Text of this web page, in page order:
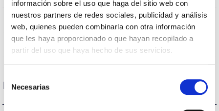
información sobre el uso que haga del sitio web con
nuestros partners de redes sociales, publicidad y análisis
web, quienes pueden combinarla con otra información
que les haya proporcionado o que hayan recopilado a
partir del uso que haya hecho de sus servicios.
de Necesarias
Empalmable SI/YES/OUI/SIM
Éclairage Directa
Données optiques